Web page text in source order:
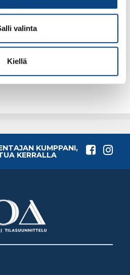
valinta
Kiellä
sävytettävä 18l
Lisää tilauskoriin
KUMPPANI,
KERRALLA